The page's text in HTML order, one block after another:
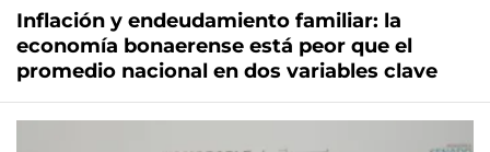
Inflación y endeudamiento familiar: la
economía bonaerense está peor que el
promedio nacional en dos variables clave